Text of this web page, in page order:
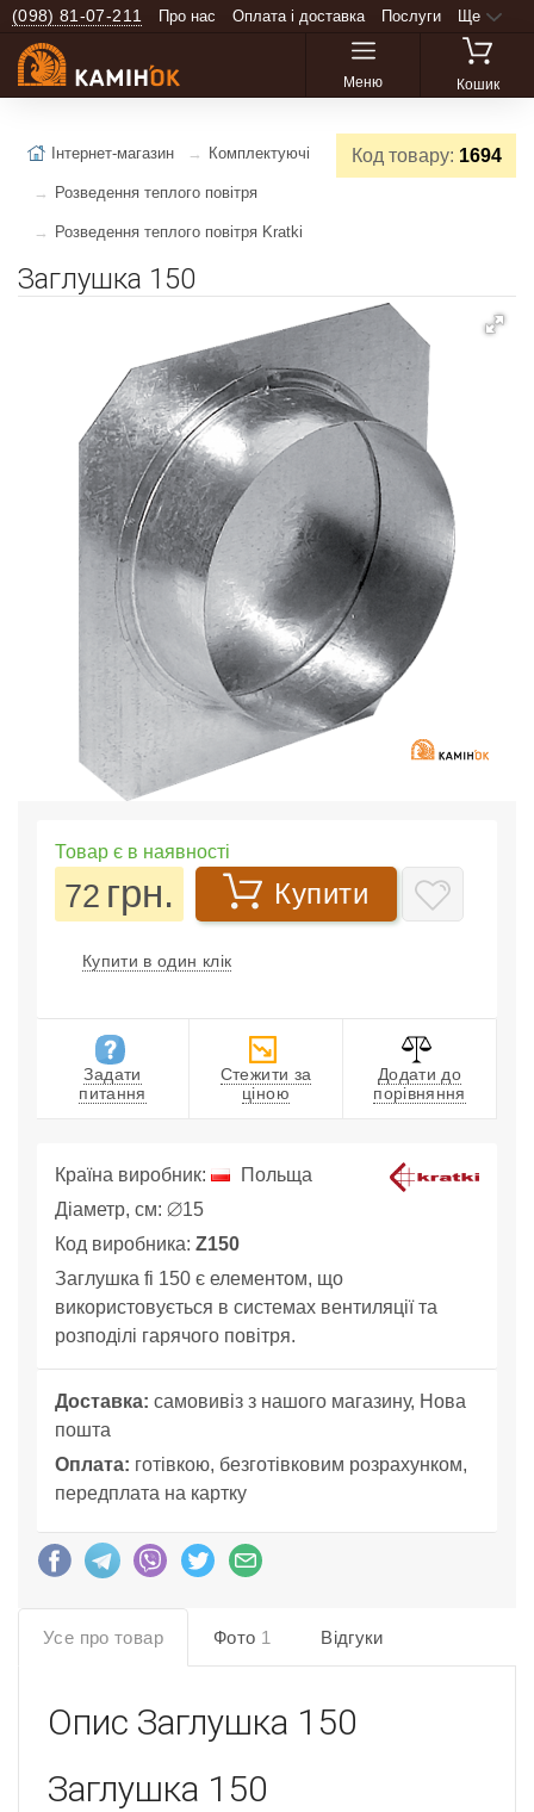
(098) 81-07-211 Про нас Оплата і доставка Послуги Ще
Меню Кошик
Код товару: 1694
Інтернет-магазин Комплектуючі
Розведення теплого повітря
Розведення теплого повітря Kratki
Заглушка 150
Товар є в наявності
72 грн. Купити
Купити в один клік
Задати
питання
Стежити за
ціною
Додати до
порівняння
Країна виробник:
Польща
Діаметр, см: ⌀15
Код виробника: Z150
Заглушка fi 150 є елементом, що
використовується в системах вентиляції та
розподілі гарячого повітря.
Доставка: самовивіз з нашого магазину, Нова
пошта
Оплата: готівкою, безготівковим розрахунком,
передплата на картку
Усе про товар Фото 1 Відгуки
Опис Заглушка 150
Заглушка 150